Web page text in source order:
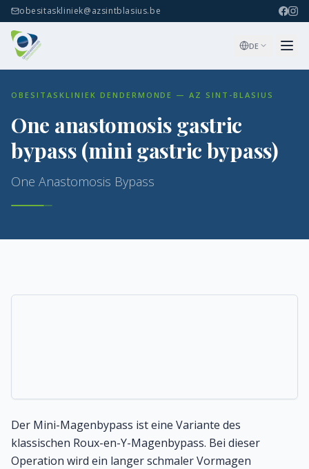
obesitaskliniek@azsintblasius.be
DE
OBESITASKLINIEK DENDERMONDE — AZ SINT-BLASIUS
One anastomosis gastric
bypass (mini gastric bypass)
One Anastomosis Bypass
Der Mini-Magenbypass ist eine Variante des
klassischen Roux-en-Y-Magenbypass. Bei dieser
Operation wird ein langer schmaler Vormagen